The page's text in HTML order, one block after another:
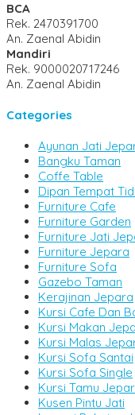
BCA
Rek. 2470391700
An. Zaenal Abidin
Mandiri
Rek. 9000020717246
An. Zaenal Abidin
Categories
Ayunan Jati
Bangku Taman
Coffe Table
Dipan Tempat
Furniture Cafe
Furniture Garden
Furniture Jati
Furniture Jepara
Furniture Sofa
Gazebo Taman
Kerajinan Jepara
Kursi Cafe Dan
Kursi Makan
Kursi Malas
Kursi Sofa Santai
Kursi Sofa Single
Kursi Tamu
Kusen Pintu Jati